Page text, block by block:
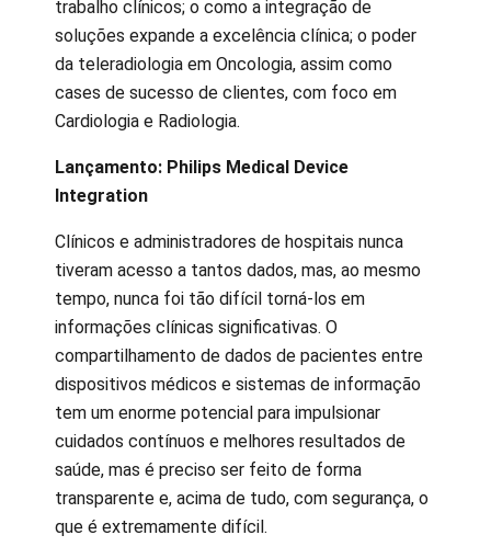
trabalho clínicos; o como a integração de
soluções expande a excelência clínica; o poder
da teleradiologia em Oncologia, assim como
cases de sucesso de clientes, com foco em
Cardiologia e Radiologia.
Lançamento: Philips Medical Device
Integration
Clínicos e administradores de hospitais nunca
tiveram acesso a tantos dados, mas, ao mesmo
tempo, nunca foi tão difícil torná-los em
informações clínicas significativas. O
compartilhamento de dados de pacientes entre
dispositivos médicos e sistemas de informação
tem um enorme potencial para impulsionar
cuidados contínuos e melhores resultados de
saúde, mas é preciso ser feito de forma
transparente e, acima de tudo, com segurança, o
que é extremamente difícil.